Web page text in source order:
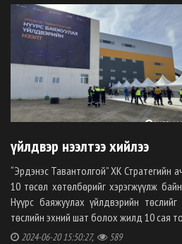
үйлдвэр нээлтээ хийлээ
“Эрдэнэс Тавантолгой” ХК Стратегийн
10 төсөл хөтөлбөрийг хэрэгжүүлж
Нүүрс баяжуулах үйлдвэрийн
төслийн эхний шат болох жилд 10 сая
2024-06-20 15:50:27, 589